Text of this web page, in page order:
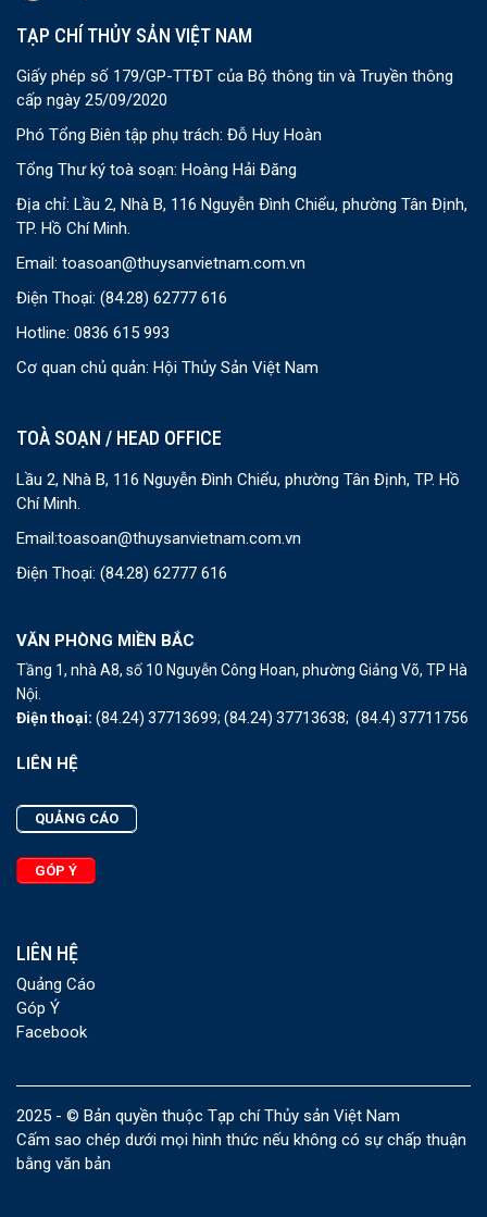
TẠP CHÍ THỦY SẢN VIỆT NAM
Giấy phép số 179/GP-TTĐT của Bộ thông tin và Truyền thông
cấp ngày 25/09/2020
Phó Tổng Biên tập phụ trách: Đỗ Huy Hoàn
Tổng Thư ký toà soạn: Hoàng Hải Đăng
Địa chỉ: Lầu 2, Nhà B, 116 Nguyễn Đình Chiểu, phường Tân Định,
TP. Hồ Chí Minh.
Email: toasoan@thuysanvietnam.com.vn
Điện Thoại: (84.28) 62777 616
Hotline: 0836 615 993
Cơ quan chủ quản: Hội Thủy Sản Việt Nam
TOÀ SOẠN / HEAD OFFICE
Lầu 2, Nhà B, 116 Nguyễn Đình Chiểu, phường Tân Định, TP. Hồ
Chí Minh.
Email:toasoan@thuysanvietnam.com.vn
Điện Thoại: (84.28) 62777 616
VĂN PHÒNG MIỀN BẮC
Tầng 1, nhà A8, số 10 Nguyễn Công Hoan, phường Giảng Võ, TP Hà
Nội.
Điện thoại: (84.24) 37713699; (84.24) 37713638; (84.4) 37711756
LIÊN HỆ
QUẢNG CÁO
GÓP Ý
LIÊN HỆ
Quảng Cáo
Góp Ý
Facebook
2025 - © Bản quyền thuộc Tạp chí Thủy sản Việt Nam
Cấm sao chép dưới mọi hình thức nếu không có sự chấp thuận
bằng văn bản